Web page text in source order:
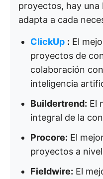
proyectos, hay una
adapta a cada
ClickUp : El
proyectos de
colaboración
inteligencia
Buildertrend: El
integral de la
Procore: El
proyectos a
Fieldwire: El